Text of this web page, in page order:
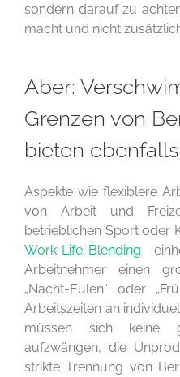
sondern darauf zu
macht und nicht
Aber:
Grenzen von
bieten
Aspekte wie flexiblere
von Arbeit und
betrieblichen Sport oder
Work-Life-Blending
Arbeitnehmer einen
„Nacht-Eulen“ oder
Arbeitszeiten an
müssen sich keine
aufzwängen, die
strikte Trennung von